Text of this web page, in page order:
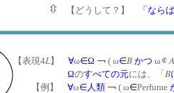
【どうして？】 「なら
【表現4L】 ∀ω∈Ω ￢( ω∈B かつ ω A
Ωのすべての元には、「 B
【例】 ∀ω∈人類 ￢( ω∈Perfume